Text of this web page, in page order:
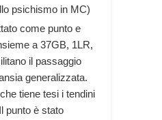
psichismo in MC)
come punto e
a 37GB, 1LR,
il passaggio
generalizzata.
tiene tesi i tendini
punto è stato